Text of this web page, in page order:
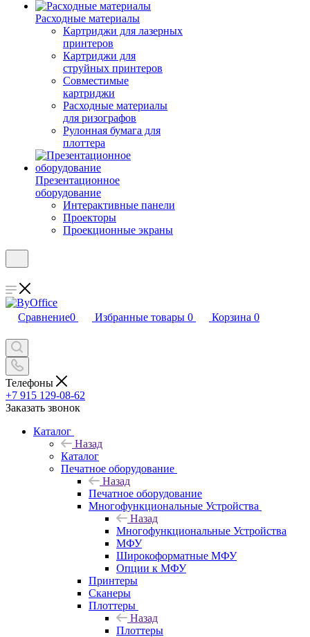
Расходные материалы
Картриджи для лазерных
принтеров
Картриджи для
струйных принтеров
Совместимые
картриджи
Расходные материалы
для ризографов
Рулонная бумага для
плоттера
Презентационное
оборудование
Интерактивные панели
Проекторы
Проекционные экраны
Сравнение0 Избранные товары 0 Корзина 0
Телефоны
+7 915 129-08-62
Заказать звонок
Каталог
Назад
Каталог
Печатное оборудование
Назад
Печатное оборудование
Многофункциональные Устройства
Назад
Многофункциональные Устройства
МФУ
Широкоформатные МФУ
Опции к МФУ
Принтеры
Сканеры
Плоттеры
Назад
Плоттеры